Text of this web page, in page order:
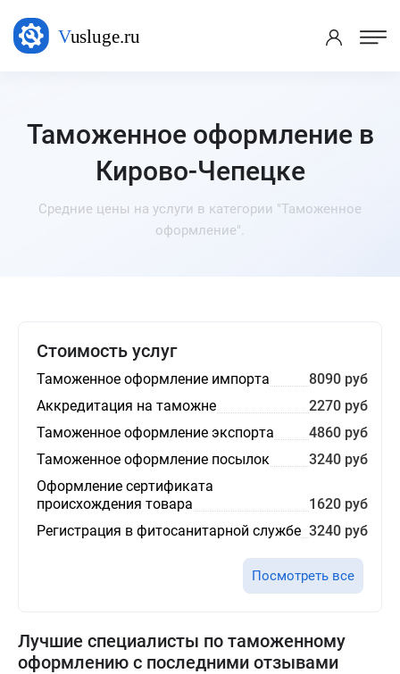
Таможенное оформление в
Кирово-Чепецке
Средние цены на услуги в категории "Таможенное
оформление".
Стоимость услуг
Таможенное оформление импорта
8090 руб
Аккредитация на таможне
2270 руб
Таможенное оформление экспорта
4860 руб
Таможенное оформление посылок
3240 руб
Оформление сертификата
происхождения товара
1620 руб
Регистрация в фитосанитарной службе 3240 руб
Посмотреть все
Лучшие специалисты по таможенному
оформлению с последними отзывами